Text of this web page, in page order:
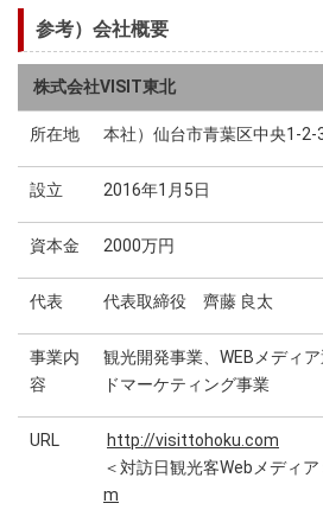
参考）会社概要
株式会社VISIT東北
所在地 本社）仙台市青葉区中央1-
設立 2016年1月5日
資本金 2000万円
代表 代表取締役 齊藤 良太
事業内
容
観光開発事業、WEBメディ
ドマーケティング事業
URL
http://visittohoku.com
＜対訪日観光客Webメディア
m